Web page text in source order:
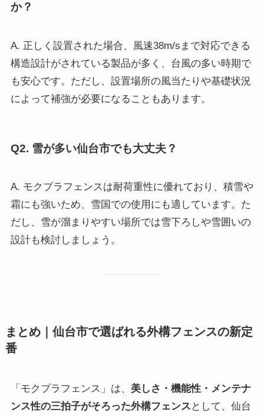
か？
A. 正しく設置された場合、風速38m/sまで対応できる
構造設計がされている製品が多く、台風の多い時期で
も安心です。ただし、設置場所の風当たりや基礎状況
によって補強が必要になることもあります。
Q2. 雪が多い仙台市でも大丈夫？
A. モクプラフェンスは耐荷重性に優れており、積雪や
霜にも強いため、雪国での使用にも適しています。た
だし、雪が溜まりやすい場所では雪下ろしや雪囲いの
設計も検討しましょう。
まとめ｜仙台市で選ばれる外構フェンスの新定
番
「モクプラフェンス」は、 美しさ・機能性・メンテナ
ンス性の三拍子がそろった外構フェンス として、仙台